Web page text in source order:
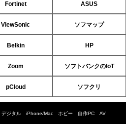
Fortinet ASUS
ViewSonic ソフマップ
Belkin HP
Zoom ソフトバンクのIoT
pCloud ソフクリ
デジタル iPhone/Mac ホビー 自作PC AV